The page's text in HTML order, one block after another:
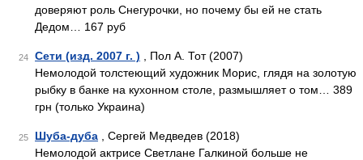
доверяют роль Снегурочки, но почему бы ей не стать
Дедом… 167 руб
24 Сети (изд. 2007 г. ) , Пол А. Тот (2007)
Немолодой толстеющий художник Морис, глядя на золотую
рыбку в банке на кухонном столе, размышляет о том… 389
грн (только Украина)
25 Шуба-дуба , Сергей Медведев (2018)
Немолодой актрисе Светлане Галкиной больше не